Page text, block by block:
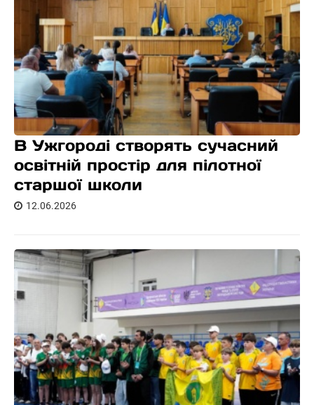
В Ужгороді створять сучасний
освітній простір для пілотної
старшої школи
12.06.2026